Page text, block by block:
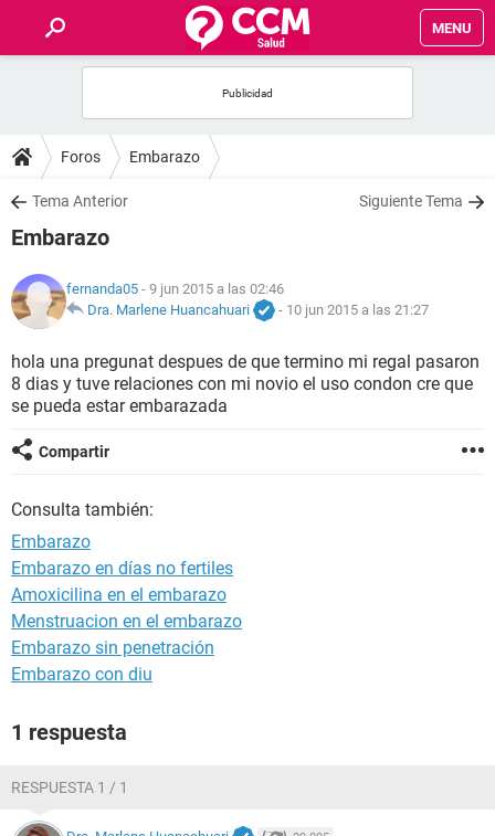
MENU
FOROS
SALUD
NUTRICIÓN
BIENESTAR
Foros Embarazo
Tema Anterior Siguiente Tema
Embarazo
fernanda05 - 9 jun 2015 a las 02:46
Dra. Marlene Huancahuari
- 10 jun 2015 a las 21:27
hola una pregunat despues de que termino mi regal pasaron
8 dias y tuve relaciones con mi novio el uso condon cre que
se pueda estar embarazada
Compartir
Consulta también:
Embarazo
Embarazo en días no fertiles
Amoxicilina en el embarazo
Menstruacion en el embarazo
Embarazo sin penetración
Embarazo con diu
1 respuesta
RESPUESTA 1 / 1